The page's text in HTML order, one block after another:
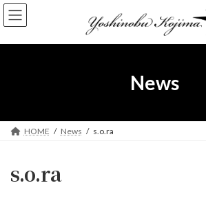
コ
ン
ン
ナ
ビ
ー
News
HOME News s.o.ra
s.o.ra